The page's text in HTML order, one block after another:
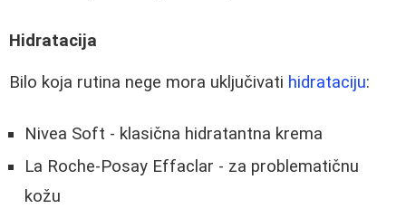
Hidratacija
Bilo koja rutina nege mora uključivati hidrataciju:
Nivea Soft - klasična hidratantna krema
La Roche-Posay Effaclar - za problematičnu
kožu